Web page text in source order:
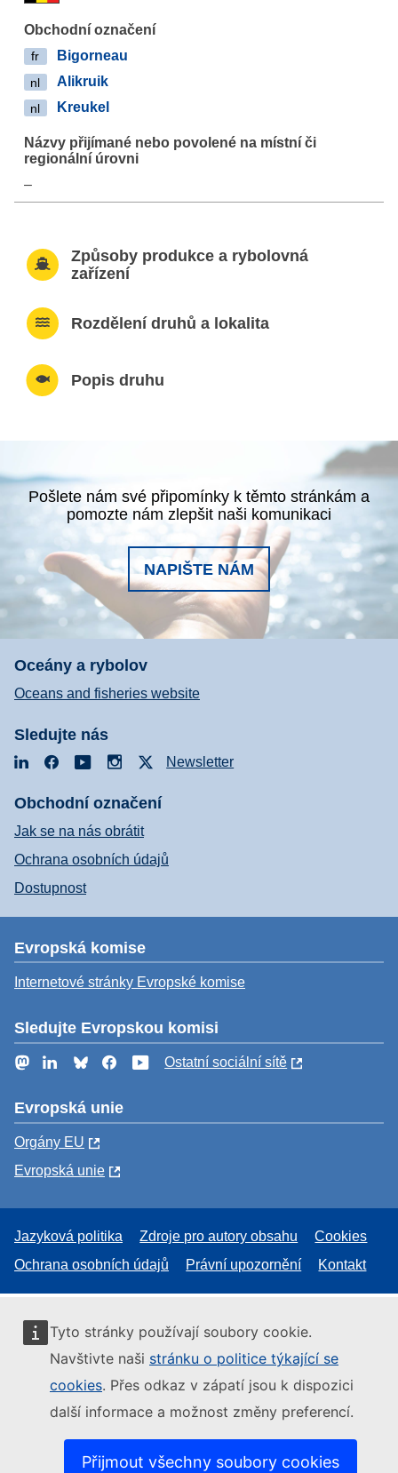
Tyto stránky používají soubory cookie.
Navštivte naši stránku o politice týkající se
cookies. Přes odkaz v zápatí jsou k dispozici
další informace a možnost změny preferencí.
Přijmout všechny soubory cookies
fr Bigorneau
nl Alikruik
nl Kreukel
–
Způsoby produkce a rybolovná
zařízení
Rozdělení druhů a lokalita
Popis druhu
Pošlete nám své připomínky k těmto stránkám a
pomozte nám zlepšit naši komunikaci
NAPIŠTE NÁM
Oceány a rybolov
Oceans and fisheries website
Sledujte nás
LinkedInFacebookYouTubeInstagramNewsletter
Obchodní označení
Jak se na nás obrátit
Ochrana osobních údajů
Dostupnost
Evropská komise
Internetové stránky Evropské komise
Sledujte Evropskou komisi
MastodonLinkedInBlueskyFacebookYouTube
Ostatní sociální sítě
Evropská unie
Orgány EU
Evropská unie
Jazyková politika Zdroje pro autory obsahu
Cookies
Ochrana osobních údajů
Právní upozornění Kontakt